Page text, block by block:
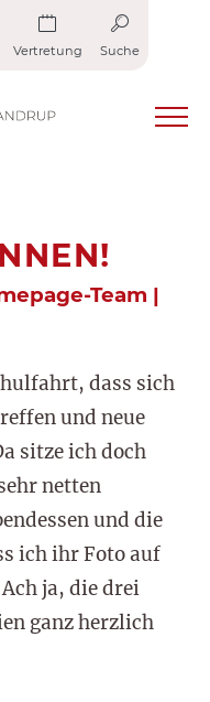
Vertretung Suche
Team |
dass sich
und neue
sitze ich doch
netten
und die
ich ihr Foto auf
ja, die drei
ganz herzlich